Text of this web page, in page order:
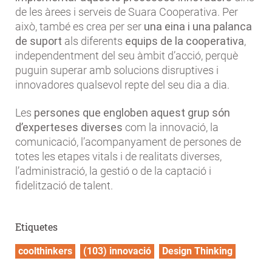
de les àrees i serveis de Suara Cooperativa. Per
això, també es crea per ser una eina i una palanca
de suport als diferents equips de la cooperativa,
independentment del seu àmbit d’acció, perquè
puguin superar amb solucions disruptives i
innovadores qualsevol repte del seu dia a dia.
Les persones que engloben aquest grup són
d’experteses diverses com la innovació, la
comunicació, l’acompanyament de persones de
totes les etapes vitals i de realitats diverses,
l’administració, la gestió o de la captació i
fidelització de talent.
Etiquetes
coolthinkers (103) innovació Design Thinking